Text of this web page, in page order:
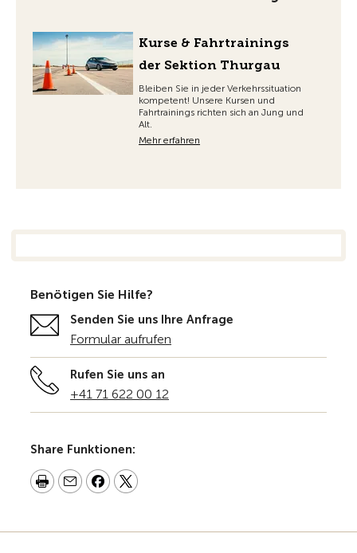
Kurse & Fahrtrainings
der Sektion Thurgau
Bleiben Sie in jeder Verkehrssituation
kompetent! Unsere Kursen und
Fahrtrainings richten sich an Jung und
Alt.
Mehr erfahren
Benötigen Sie Hilfe?
Senden Sie uns Ihre Anfrage
Formular aufrufen
Rufen Sie uns an
+41 71 622 00 12
Share Funktionen: